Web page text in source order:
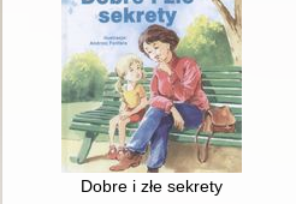
Dobre i złe sekrety